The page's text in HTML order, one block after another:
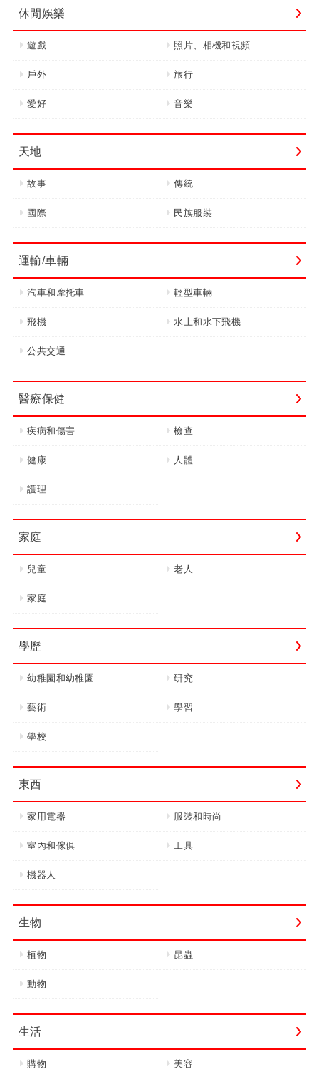
休閒娛樂
遊戲 照片、相機和視頻
戶外 旅行
愛好 音樂
天地
故事 傳統
國際 民族服裝
運輸/車輛
汽車和摩托車 輕型車輛
飛機 水上和水下飛機
公共交通
醫療保健
疾病和傷害 檢查
健康 人體
護理
家庭
兒童 老人
家庭
學歷
幼稚園和幼稚園 研究
藝術 學習
學校
東西
家用電器 服裝和時尚
室內和傢俱 工具
機器人
生物
植物 昆蟲
動物
生活
購物 美容